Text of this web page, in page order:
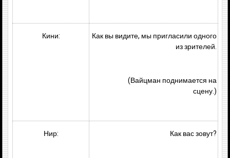
Кини:
Как вы видите, мы пригласили одного
из зрителей.
(Вайцман поднимается на
сцену.)
Нир: Как вас зовут?